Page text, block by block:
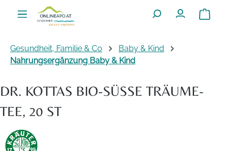
Zum Hauptinhalt springen
Gesundheit, Familie & Co
Baby & Kind
Nahrungsergänzung Baby & Kind
DR. KOTTAS BIO-SÜSSE TRÄUME-T
EE, 20 ST